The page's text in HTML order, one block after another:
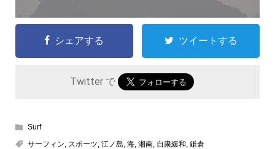
シェアする ツイートする
Twitter で
Surf
サーフィン
スポーツ 江ノ島 海, 湘南, 自粛緩和 鎌倉